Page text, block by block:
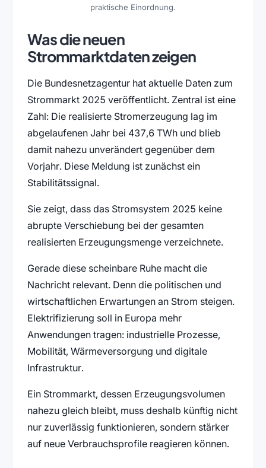
praktische Einordnung.
Was die neuen
Strommarktdaten zeigen
Die Bundesnetzagentur hat aktuelle Daten zum
Strommarkt 2025 veröffentlicht. Zentral ist eine
Zahl: Die realisierte Stromerzeugung lag im
abgelaufenen Jahr bei 437,6 TWh und blieb
damit nahezu unverändert gegenüber dem
Vorjahr. Diese Meldung ist zunächst ein
Stabilitätssignal.
Sie zeigt, dass das Stromsystem 2025 keine
abrupte Verschiebung bei der gesamten
realisierten Erzeugungsmenge verzeichnete.
Gerade diese scheinbare Ruhe macht die
Nachricht relevant. Denn die politischen und
wirtschaftlichen Erwartungen an Strom steigen.
Elektrifizierung soll in Europa mehr
Anwendungen tragen: industrielle Prozesse,
Mobilität, Wärmeversorgung und digitale
Infrastruktur.
Ein Strommarkt, dessen Erzeugungsvolumen
nahezu gleich bleibt, muss deshalb künftig nicht
nur zuverlässig funktionieren, sondern stärker
auf neue Verbrauchsprofile reagieren können.